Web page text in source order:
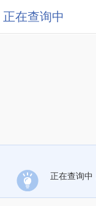
正在查询中
正在查询中